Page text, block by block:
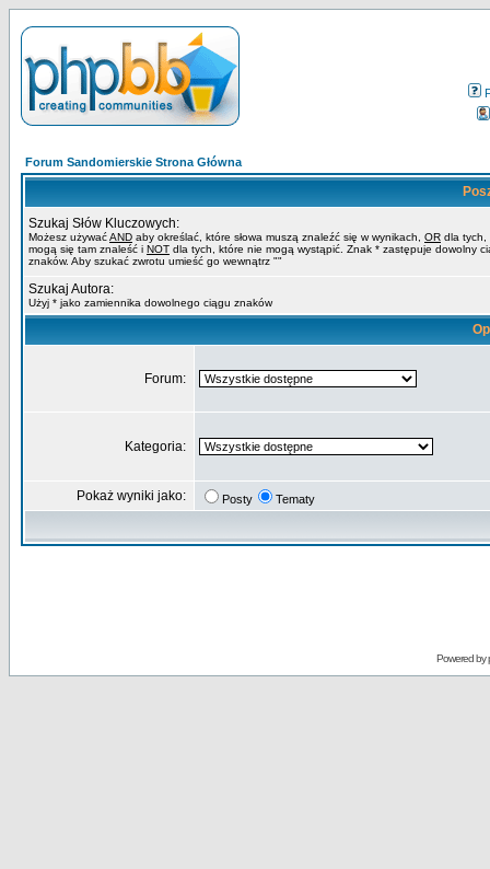
Forum Sandomierskie Strona Główna
Szukaj Słów Kluczowych:
Możesz używaćAND aby określać, które słowa muszą znaleźć się w wynikach, OR dla tych,
mogą się tam znaleść i NOT dla tych, które nie mogą wystąpić. Znak * zastępuje dowolny
znaków. Aby szukać zwrotu umieść go wewnątrz ""
Szukaj Autora:
Użyj * jako zamiennika dowolnego ciągu znaków
Forum:
Kategoria:
Pokaż wyniki jako: Posty Tematy
Powered by